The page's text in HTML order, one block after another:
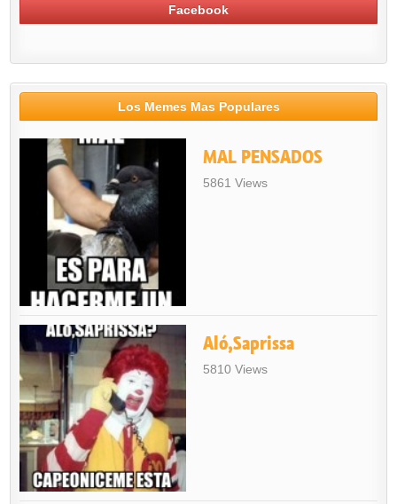
Facebook
Los Memes Mas Populares
MAL PENSADOS
5861 Views
Aló,Saprissa
5810 Views